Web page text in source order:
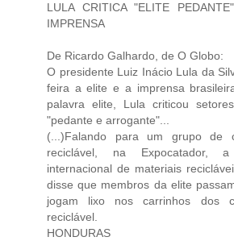
LULA CRITICA "ELITE
IMPRENSA
De Ricardo Galhardo, de O Globo:
O presidente Luiz Inácio Lula da
feira a elite e a imprensa
palavra elite, Lula criticou
"pedante e arrogante"...
(...)Falando para um grupo de
reciclável, na Expocatador,
internacional de materiais
disse que membros da elite
jogam lixo nos carrinhos dos
reciclável.
HONDURAS